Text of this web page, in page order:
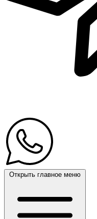
Открыть главное меню